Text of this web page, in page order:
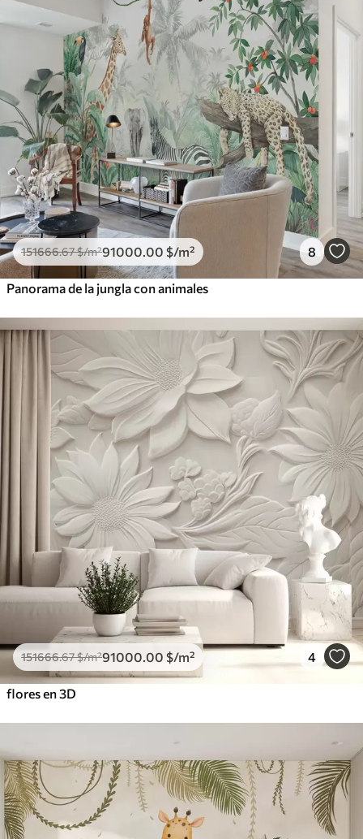
151666.67$/m²91000 .00 $/m² 8
Panorama de la jungla con animales
151666.67$/m²91000 .00 $/m² 4
flores en 3D